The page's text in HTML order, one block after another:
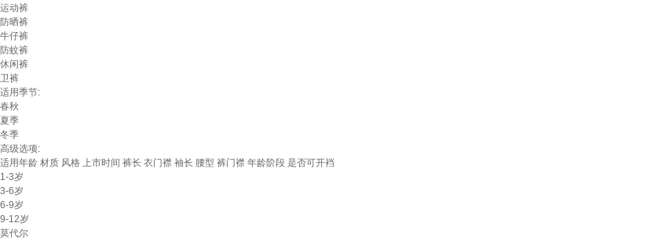
运动裤
防晒裤
牛仔裤
防蚊裤
休闲裤
卫裤
适用季节:
春秋
夏季
冬季
高级选项:
适用年龄 材质 风格 上市时间 裤长 衣门襟 袖长 腰型 裤门襟 年龄阶段 是否可开裆
1-3岁
3-6岁
6-9岁
9-12岁
莫代尔